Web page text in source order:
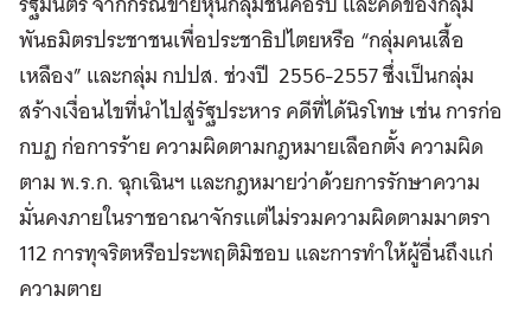
พันธมิตรประชาชนเพื่อประชาธิปไตยหรือ “กลุ่มคนเสื้อ
เหลือง” และกลุ่ม กปปส. ช่วงปี 2556-2557 ซึ่งเป็นกลุ่ม
สร้างเงื่อนไขที่นำไปสู่รัฐประหาร คดีที่ได้นิรโทษ เช่น การก่อ
กบฏ ก่อการร้าย ความผิดตามกฎหมายเลือกตั้ง ความผิด
ตาม พ.ร.ก. ฉุกเฉินฯ และกฎหมายว่าด้วยการรักษาความ
มั่นคงภายในราชอาณาจักรแต่ไม่รวมความผิดตามมาตรา
112 การทุจริตหรือประพฤติมิชอบ และการทำให้ผู้อื่นถึงแก่
ความตาย